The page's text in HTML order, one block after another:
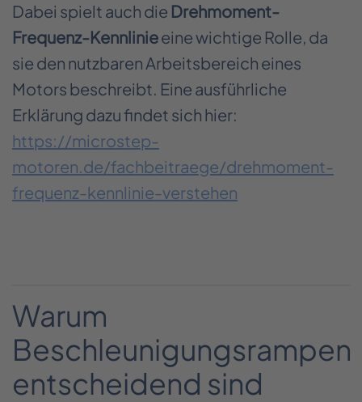
Dabei spielt auch die Drehmoment-
Frequenz-Kennlinieeine wichtige Rolle, da
sie den nutzbaren Arbeitsbereich eines
Motors beschreibt. Eine ausführliche
Erklärung dazu findet sich hier:
https://microstep-
motoren.de/fachbeitraege/drehmoment-
frequenz-kennlinie-verstehen
Warum
Beschleunigungsrampen
entscheidend sind